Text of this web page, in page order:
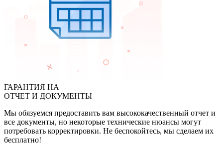
ГАРАНТИЯ НА
ОТЧЕТ И ДОКУМЕНТЫ
Мы обязуемся предоставить вам высококачественный отчет и
все документы, но некоторые технические нюансы могут
потребовать корректировки. Не беспокойтесь, мы сделаем их
бесплатно!